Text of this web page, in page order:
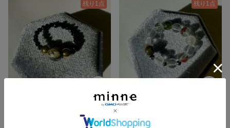
残り1点
天然石リング(ピカソジャスパー)
残り1点
天然石リング(四季ガーデン)
1,200円